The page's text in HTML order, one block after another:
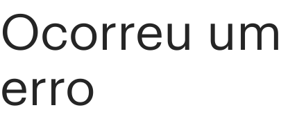
Ocorreu um
erro